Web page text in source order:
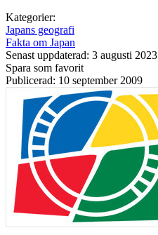
Kategorier:
Japans geografi
Fakta om Japan
Senast uppdaterad: 3 augusti 2023
Spara som favorit
Publicerad: 10 september 2009